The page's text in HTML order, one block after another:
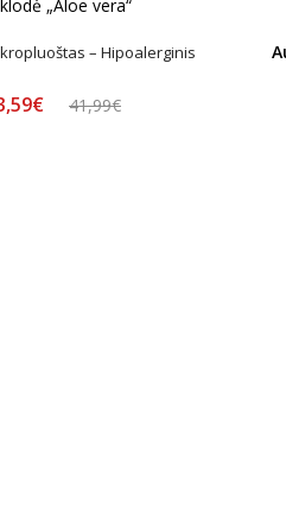
„Aloe vera“
– Hipoalerginis
41,99€